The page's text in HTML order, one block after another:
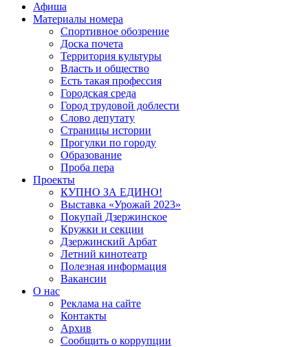
Афиша
Материалы номера
Спортивное обозрение
Доска почета
Территория культуры
Власть и общество
Есть такая профессия
Городская среда
Город трудовой доблести
Слово депутату
Страницы истории
Прогулки по городу
Образование
Проба пера
Проекты
КУПНО ЗА ЕДИНО!
Выставка «Урожай 2023»
Покупай Дзержинское
Кружки и секции
Дзержинский Арбат
Летний кинотеатр
Полезная информация
Вакансии
О нас
Реклама на сайте
Контакты
Архив
Сообщить о коррупции